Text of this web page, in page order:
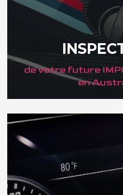
de votre future
en
DÉCOUVREZ VOTRE